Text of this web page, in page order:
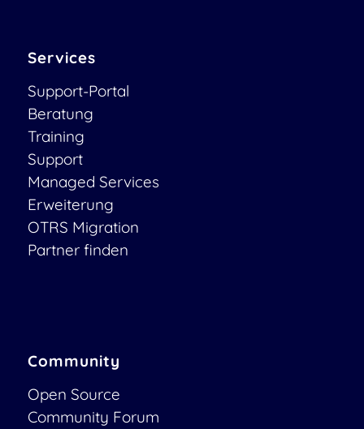
Services
Support-Portal
Beratung
Training
Support
Managed Services
Erweiterung
OTRS Migration
Partner finden
Community
Open Source
Community Forum